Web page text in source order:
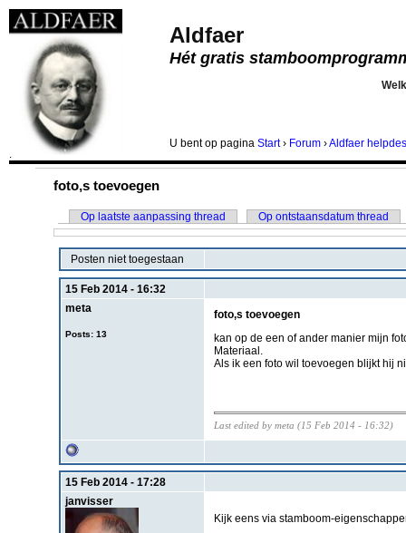
Aldfaer
Hét gratis
U bentop pagina Start› Forum ›Aldfaer
.
foto,s toevoegen
Op laatste aanpassing thread Op ontstaansdatum thread
Posten niet toegestaan
15 Feb 2014 - 16:32
meta
Posts: 13
foto,s toevoegen
kan op de een of ander manier mijn
Materiaal.
Als ik een foto wil toevoegen blijkt hij
Last edited by meta (15 Feb 2014 - 16:32)
15 Feb 2014 - 17:28
janvisser
Kijk eens via stamboom-